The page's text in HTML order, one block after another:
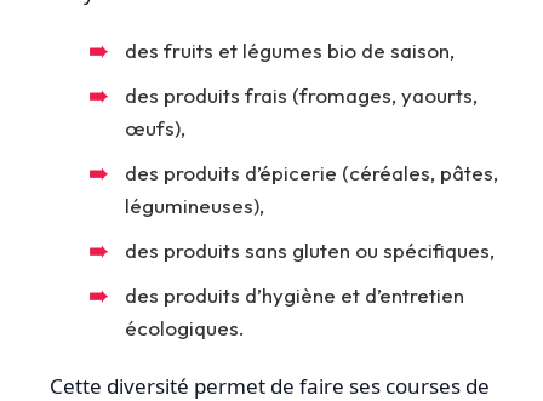
des fruits et légumes bio de saison,
des produits frais (fromages, yaourts,
œufs),
des produits d’épicerie (céréales, pâtes,
légumineuses),
des produits sans gluten ou spécifiques,
des produits d’hygiène et d’entretien
écologiques.
Cette diversité permet de faire ses courses de